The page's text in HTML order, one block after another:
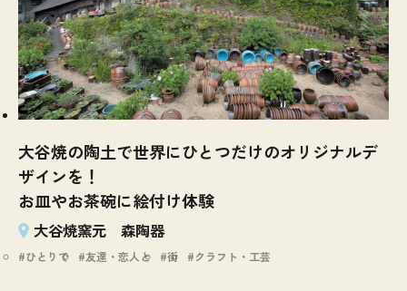
大谷焼の陶土で世界にひとつだけのオリジナルデ
ザインを！
お皿やお茶碗に絵付け体験
大谷焼窯元 森陶器
ひとりで 友達・恋人と 街 クラフト・工芸